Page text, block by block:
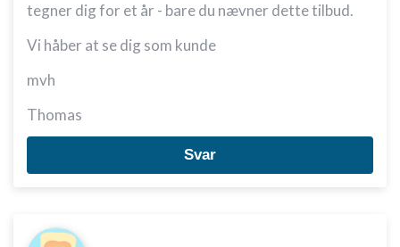
tegner dig for et år - bare du nævner dette tilbud.
Vi håber at se dig som kunde
mvh
Thomas
Svar